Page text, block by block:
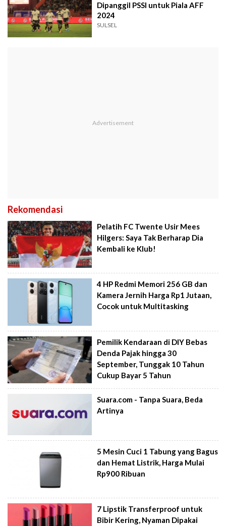
Dipanggil PSSI untuk Piala AFF
2024
SULSEL
Rekomendasi
Pelatih FC Twente Usir Mees
Hilgers: Saya Tak Berharap Dia
Kembali ke Klub!
4 HP Redmi Memori 256 GB dan
Kamera Jernih Harga Rp1 Jutaan,
Cocok untuk Multitasking
Pemilik Kendaraan di DIY Bebas
Denda Pajak hingga 30
September, Tunggak 10 Tahun
Cukup Bayar 5 Tahun
Suara.com - Tanpa Suara, Beda
Artinya
5 Mesin Cuci 1 Tabung yang Bagus
dan Hemat Listrik, Harga Mulai
Rp900 Ribuan
7 Lipstik Transferproof untuk
Bibir Kering, Nyaman Dipakai